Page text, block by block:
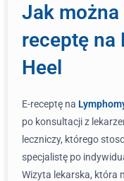
Jak
receptę na
Heel
E-receptę na
po konsultacji z
leczniczy, którego
specjalistę po
Wizyta lekarska, która